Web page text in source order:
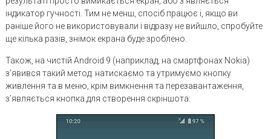
індикатор гучності. Тим не менш, спосіб працює і, якщо ви
раніше його не використовували і відразу не вийшло, спробуйте
ще кілька разів, знімок екрана буде зроблено.
Також, на чистій Android 9 (наприклад, на смартфонах Nokia)
з’явився такий метод: натискаємо та утримуємо кнопку
живлення та в меню, крім вимкнення та перезавантаження,
з’являється кнопка для створення скріншота: